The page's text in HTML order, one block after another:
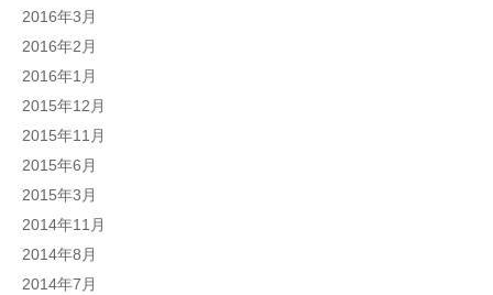
2016年3月
2016年2月
2016年1月
2015年12月
2015年11月
2015年6月
2015年3月
2014年11月
2014年8月
2014年7月